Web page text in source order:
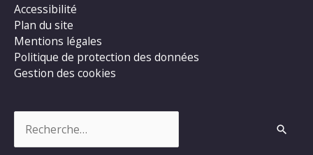
Accessibilité
Plan du site
Mentions légales
Politique de protection des données
Gestion des cookies